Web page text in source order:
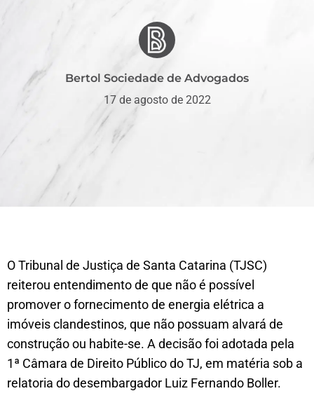
Bertol Sociedade de Advogados
17 de agosto de 2022
O Tribunal de Justiça de Santa Catarina (TJSC)
reiterou entendimento de que não é possível
promover o fornecimento de energia elétrica a
imóveis clandestinos, que não possuam alvará de
construção ou habite-se. A decisão foi adotada pela
1ª Câmara de Direito Público do TJ, em matéria sob a
relatoria do desembargador Luiz Fernando Boller.